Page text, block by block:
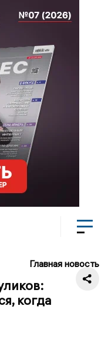
Главная новость
когда